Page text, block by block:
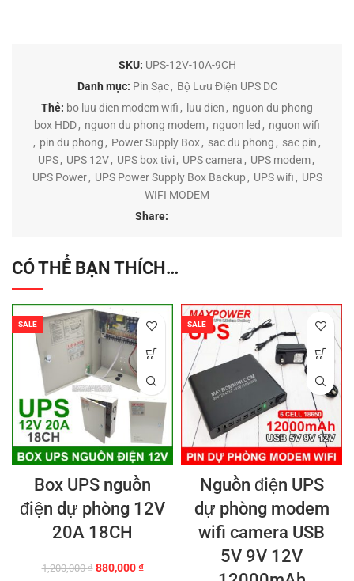
SKU: UPS-12V-10A-9CH
Danh mục: Pin Sạc , Bộ Lưu Điện UPS DC
Thẻ: bo luu dien modem wifi , luu dien , nguon du phong
box HDD, nguon du phong modem, nguon led , nguon wifi
, pin du phong , Power Supply Box, sac du phong , sac pin ,
UPS, UPS 12V, UPS box tivi, UPS camera , UPS modem,
UPS Power , UPS Power Supply Box Backup , UPS wifi , UPS
WIFI MODEM
Share:
CÓ THỂ BẠN THÍCH…
SALE
Box UPS nguồn
điện dự phòng 12V
20A 18CH
1,200,000₫ Giá
880,000₫Giá
SALE
Nguồn điện UPS
dự phòng modem
wifi camera USB
5V 9V 12V